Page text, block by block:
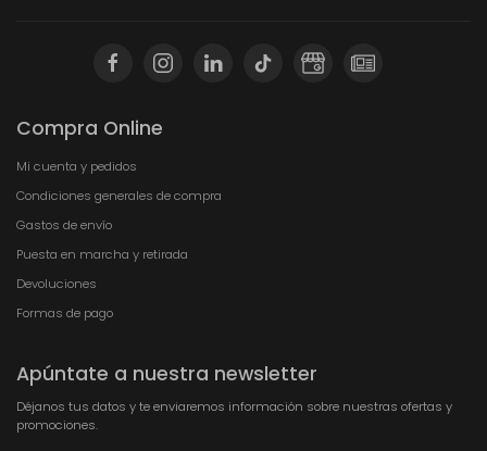
Compra Online
Mi cuenta y pedidos
Condiciones generales de compra
Gastos de envío
Puesta en marcha y retirada
Devoluciones
Formas de pago
Apúntate a nuestra newsletter
Déjanos tus datos y te enviaremos información sobre nuestras ofertas y
promociones.